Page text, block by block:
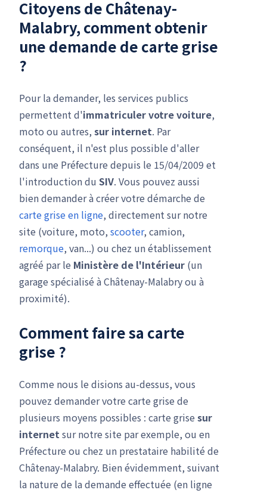
Citoyens de Châtenay-
Malabry, comment obtenir
une demande de carte grise
?
Pour la demander, les services publics
permettent d'immatriculer votre voiture,
moto ou autres, sur internet. Par
conséquent, il n'est plus possible d'aller
dans une Préfecture depuis le 15/04/2009 et
l'introduction du SIV. Vous pouvez aussi
bien demander à créer votre démarche de
carte grise en ligne, directement sur notre
site (voiture, moto, scooter, camion,
remorque, van...) ou chez un établissement
agréé par le Ministère de l'Intérieur (un
garage spécialisé à Châtenay-Malabry ou à
proximité).
Comment faire sa carte
grise ?
Comme nous le disions au-dessus, vous
pouvez demander votre carte grise de
plusieurs moyens possibles : carte grise sur
internetsur notre site par exemple, ou en
Préfecture ou chez un prestataire habilité de
Châtenay-Malabry. Bien évidemment, suivant
la nature de la demande effectuée (en ligne